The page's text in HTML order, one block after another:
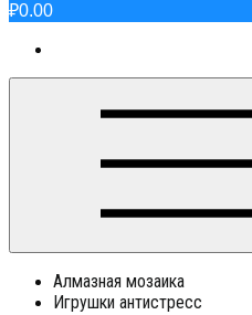
₽0.00
Алмазная мозаика
Игрушки антистресс